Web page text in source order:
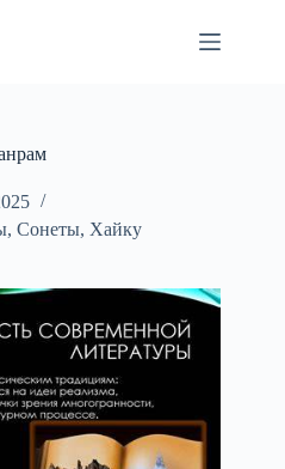
, Сонеты, Хайку